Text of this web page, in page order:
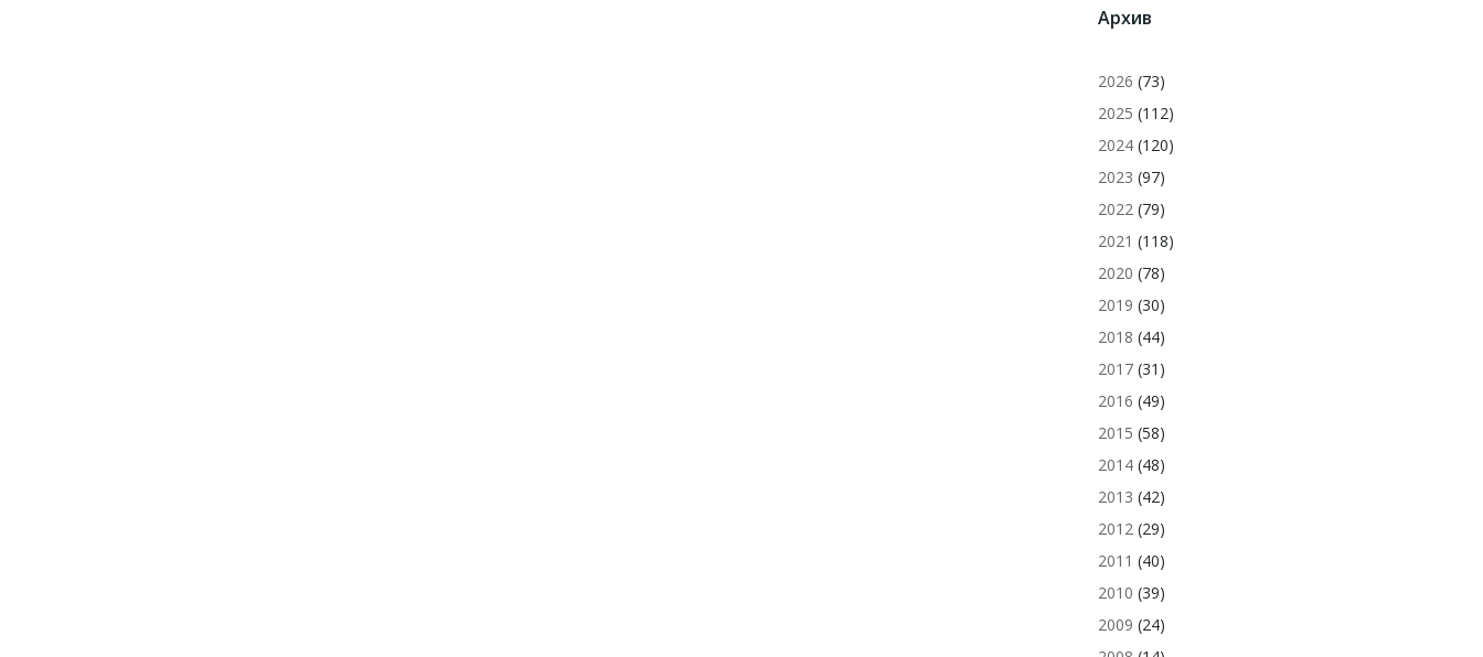
Архив
2026 (73)
2025 (112)
2024 (120)
2023 (97)
2022 (79)
2021 (118)
2020 (78)
2019 (30)
2018 (44)
2017 (31)
2016 (49)
2015 (58)
2014 (48)
2013 (42)
2012 (29)
2011 (40)
2010 (39)
2009 (24)